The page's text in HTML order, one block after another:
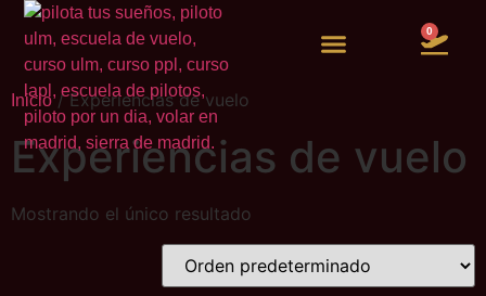
0
Inicio/ Experiencias de vuelo
Experiencias de vuelo
Mostrando el único resultado